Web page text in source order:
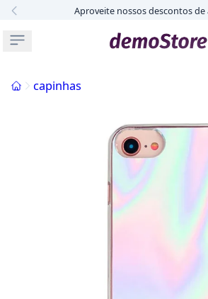
Aproveite nossos descontos de
Iníciocapinhas